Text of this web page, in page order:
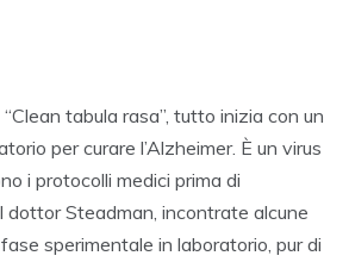
tabula rasa”, tutto inizia con un
per curare l’Alzheimer. È un virus
i protocolli medici prima di
dottor Steadman, incontrate alcune
sperimentale in laboratorio, pur di